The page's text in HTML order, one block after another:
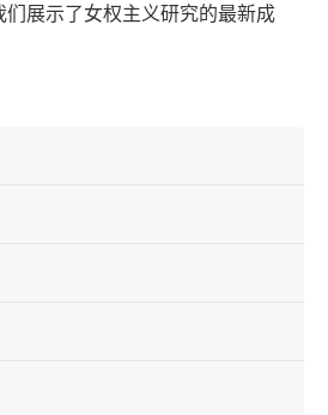
展示了女权主义研究的最新成